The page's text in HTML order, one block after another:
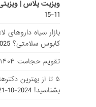
ویزیت پلاس |
11-15
بازار سیاه داروهای
کابوس سلامتی؟ 10-14
تقویم حجامت ۱۴۰۴
۵ تا از بهترین
بشناسید! 2024-10-21